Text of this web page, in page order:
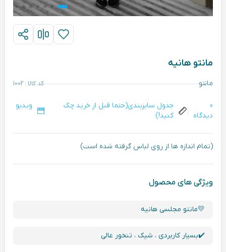
مانتو هانیه
مانتو کد کالا : 1002
0
دیدگاه
جدول سایزبندی(حتما قبل از خرید چک
کنید!)
ویدیو
(تمام اندازه ها از روی لباس گرفته شده است)
ویژگی های محصول
💛مانتو مجلسی هانیه
✔️بسیار کاربردی ، شیک ، تنخور عالی